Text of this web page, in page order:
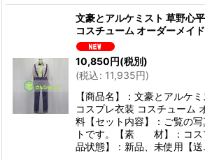
文豪とアルケミスト 草野心
コスチューム オーダーメイド
10,850円(税別)
(税込: 11,935円)
【商品名】：文豪とアルケ
コスプレ衣装 コスチューム
料【セット内容】：ご覧の
トです。【素 材】：コス
品状態】：新品、未使用【